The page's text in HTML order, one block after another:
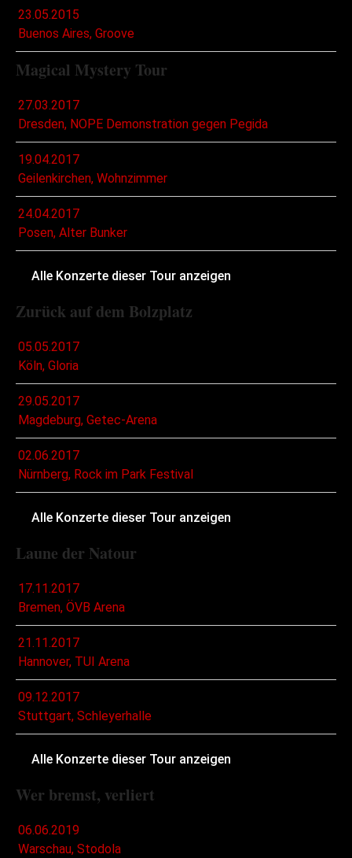
23.05.2015
Buenos Aires, Groove
Magical Mystery Tour
27.03.2017
Dresden, NOPE Demonstration gegen Pegida
19.04.2017
Geilenkirchen, Wohnzimmer
24.04.2017
Posen, Alter Bunker
Alle Konzerte dieser Tour anzeigen
Zurück auf dem Bolzplatz
05.05.2017
Köln, Gloria
29.05.2017
Magdeburg, Getec-Arena
02.06.2017
Nürnberg, Rock im Park Festival
Alle Konzerte dieser Tour anzeigen
Laune der Natour
17.11.2017
Bremen, ÖVB Arena
21.11.2017
Hannover, TUI Arena
09.12.2017
Stuttgart, Schleyerhalle
Alle Konzerte dieser Tour anzeigen
Wer bremst, verliert
06.06.2019
Warschau, Stodola